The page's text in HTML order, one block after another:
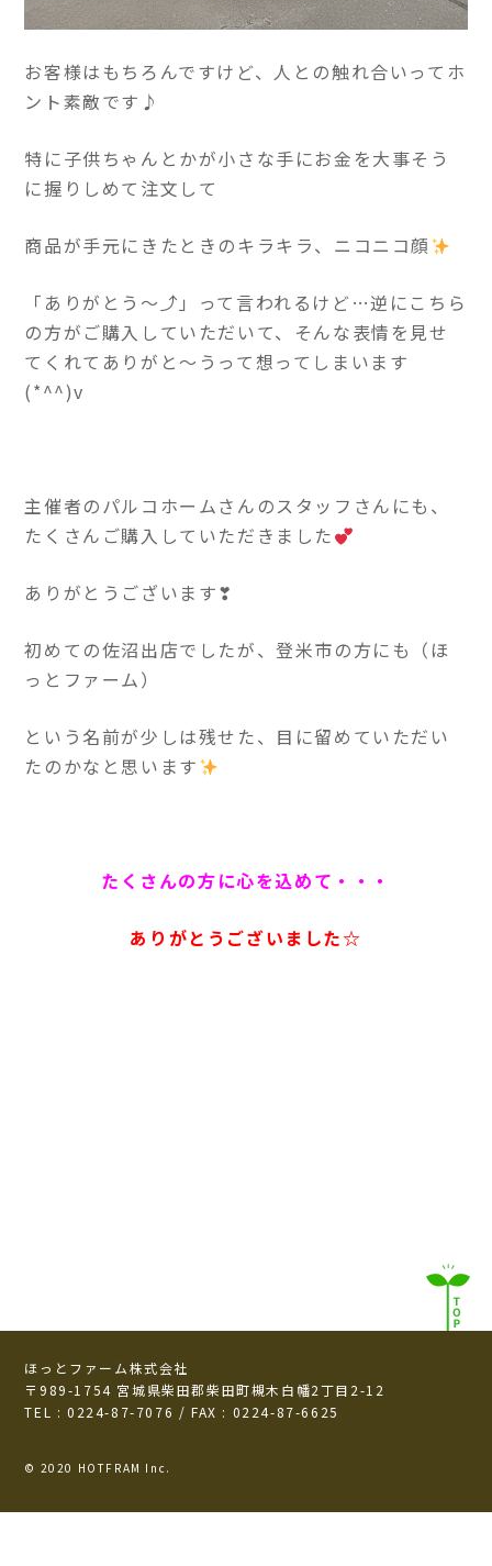
お客様はもちろんですけど、人との触れ合いってホ
ント素敵です♪
特に子供ちゃんとかが小さな手にお金を大事そう
に握りしめて注文して
商品が手元にきたときのキラキラ、ニコニコ顔
「ありがとう～⤴」って言われるけど…逆にこちら
の方がご購入していただいて、そんな表情を見せ
てくれてありがと～うって想ってしまいます
(*^^)v
主催者のパルコホームさんのスタッフさんにも、
たくさんご購入していただきました
ありがとうございます❣
初めての佐沼出店でしたが、登米市の方にも（ほ
っとファーム）
という名前が少しは残せた、目に留めていただい
たのかなと思います
たくさんの方に心を込めて・・・
ありがとうございました☆
ほっとファーム株式会社
〒989-1754 宮城県柴田郡柴田町槻木白幡2丁目2-12
TEL : 0224-87-7076 / FAX : 0224-87-6625
© 2020 HOTFRAM Inc.